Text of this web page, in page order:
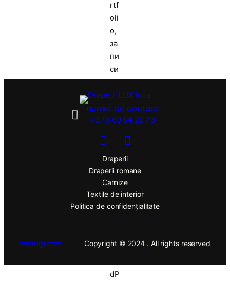
numar de contact
+373 69 64 20 73
Draperii
Draperii romane
Carnize
Textile de interior
Politica de confidențialitate
webdgt.com Copyright © 2024 . All rights reserved